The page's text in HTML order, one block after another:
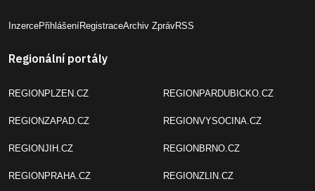
InzercePřihlášeníRegistraceArchiv ZprávRSS
Regionální portály
REGIONPLZEN.CZ
REGIONZAPAD.CZ
REGIONJIH.CZ
REGIONPRAHA.CZ
REGIONPARDUBICKO.CZ
REGIONVYSOCINA.CZ
REGIONBRNO.CZ
REGIONZLIN.CZ